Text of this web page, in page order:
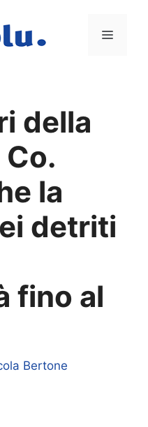
Menu
della
la
detriti
fino al
Bertone